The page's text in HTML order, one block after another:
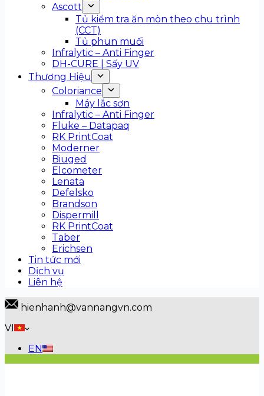
Ascott
Tủ kiểm tra ăn mòn theo chu trình
(CCT)
Tủ phun muối
Infralytic – Anti Finger
DH-CURE | Sấy UV
Thương Hiệu
Coloriance
Máy lắc sơn
Infralytic – Anti Finger
Fluke – Datapaq
RK PrintCoat
Moderner
Biuged
Elcometer
Lenata
Defelsko
Brandson
Dispermill
RK PrintCoat
Taber
Erichsen
Tin tức mới
Dịch vụ
Liên hệ
hienhanh@vannangvn.com
VI
EN